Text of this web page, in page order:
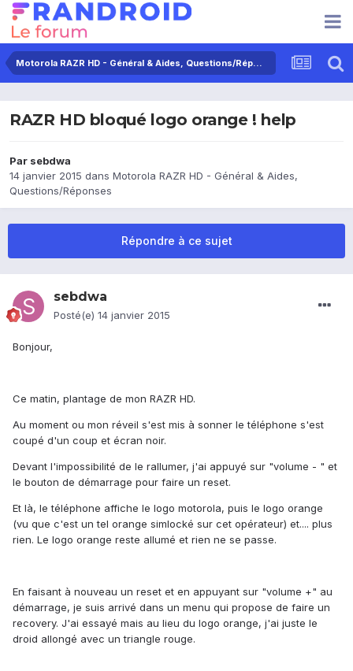
Motorola RAZR HD - Général & Aides, Questions/Réponses
RAZR HD bloqué logo orange ! help
Par sebdwa
14 janvier 2015 dans Motorola RAZR HD - Général & Aides,
Questions/Réponses
Répondre à ce sujet
sebdwa
Posté(e) 14 janvier 2015
Bonjour,
Ce matin, plantage de mon RAZR HD.
Au moment ou mon réveil s'est mis à sonner le téléphone s'est
coupé d'un coup et écran noir.
Devant l'impossibilité de le rallumer, j'ai appuyé sur "volume - " et
le bouton de démarrage pour faire un reset.
Et là, le téléphone affiche le logo motorola, puis le logo orange
(vu que c'est un tel orange simlocké sur cet opérateur) et.... plus
rien. Le logo orange reste allumé et rien ne se passe.
En faisant à nouveau un reset et en appuyant sur "volume +" au
démarrage, je suis arrivé dans un menu qui propose de faire un
recovery. J'ai essayé mais au lieu du logo orange, j'ai juste le
droid allongé avec un triangle rouge.